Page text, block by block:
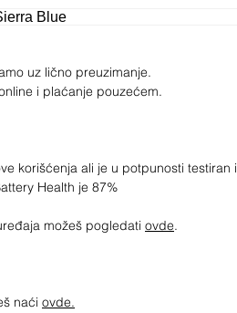
uz lično preuzimanje.
i plaćanje pouzećem.
korišćenja ali je u potpunosti testiran i
Health je 87%
možeš pogledati ovde.
naći ovde.